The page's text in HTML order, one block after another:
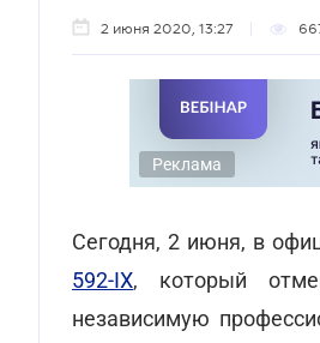
2 июня 2020, 13:27
Реклама
Сегодня, 2 июня, в
592-IX, который
независимую